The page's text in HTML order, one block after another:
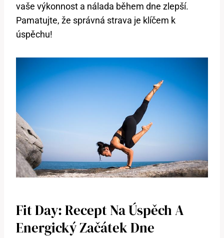
vaše výkonnost a nálada během dne zlepší.
Pamatujte, že správná strava je klíčem k
úspěchu!
Fit Day: Recept Na Úspěch A
Energický Začátek Dne